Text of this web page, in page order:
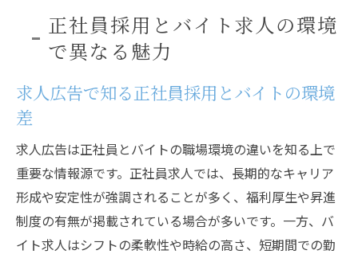
正社員採用とバイト求人の環境
で異なる魅力
求人広告で知る正社員採用とバイトの環境
差
求人広告は正社員とバイトの職場環境の違いを知る上で
重要な情報源です。正社員求人では、長期的なキャリア
形成や安定性が強調されることが多く、福利厚生や昇進
制度の有無が掲載されている場合が多いです。一方、バ
イト求人はシフトの柔軟性や時給の高さ、短期間での勤